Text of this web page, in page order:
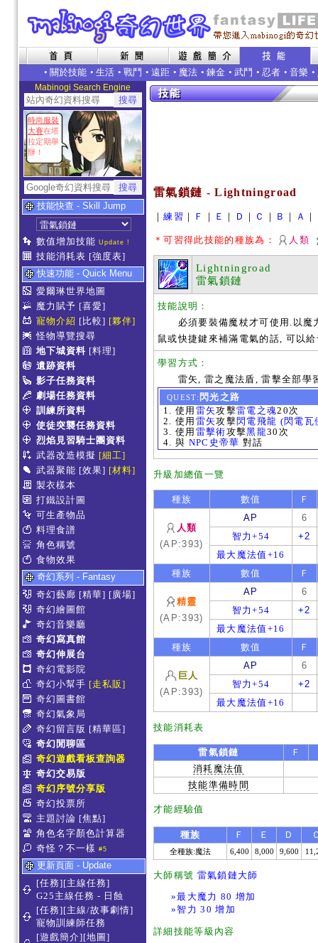
• 關於技能 • 生活 • 戰鬥 • 遠距 • 魔法 • 鍊金 • 武鬥 • 忍者 • 音樂 •
Mabinogi Search Engine
時尚服裝
大賽在塔
拉定期舉
辦！
技能快查 - Skill Jump
數值增加技能 Update !
技能消耗表 [強度表]
快速功能 - Quick Menu
愛爾琳世界地圖
魔力賦予 [喜愛]
寵物介紹 [比較] [夥伴]
怪物導覽搜尋
地下城資料 [料理]
遺跡資料
影子任務資料
劇場任務資料
訓練所資料
使徒突襲任務資料
烈焰見習騎士團資料
武器改造模擬 [細工]
武器聚能 [效果] [材料]
製衣樣本
打鐵設計圖
可生產物品
料理食譜
角色稱號
食物效果
奇幻系列 - Fantasy
奇幻藝廊 [精華] [廣場]
奇幻繪圖館
奇幻音樂廳
奇幻寫真館
奇幻伸展台
奇幻電影院
奇幻小幫手 [走私販]
奇幻圖書館
奇幻氣象局
奇幻留言版 [精華區]
奇幻閒聊區
奇幻遊戲看板查詢器
奇幻交易版
奇幻序號分享版
奇幻投票所
主題討論 [焦點]
角色名字顏色計算器
奇怪？不一樣 #5
更新頁面 - Update
[任務][主線任務]
G25主線任務 - 日蝕
[任務][主線/故事劇情]
寵物訓練師任務
[遊戲簡介][地圖]
雷氣鎖鏈 - Lightningroad
｜練習 ｜ Ｆ ｜ Ｅ ｜ Ｄ ｜ Ｃ ｜ Ｂ ｜ Ａ ｜
＊可習得此技能的種族為： 人類
Lightningroad
雷氣鎖鏈
技能說明：
必須要裝備魔杖才可使用.以魔
鼠或快捷鍵來補滿電氣的話, 可以
學習方式：
雷矢, 雷之魔法盾, 雷擊全部學
QUEST: 閃光之路
使用 雷矢攻擊雷電之魂20次
使用 雷矢攻擊閃電飛龍 (閃電瓦
使用 雷擊術攻擊黑龍30次
與 NPC史帝華 對話
升級加總值一覽
種族 數值 Ｆ
人類
(AP:393)
AP
6
智力+54
+2
最大魔法值+16
種族
數值 Ｆ
精靈
(AP:393)
AP
6
智力+54
+2
最大魔法值+16
種族
數值 Ｆ
巨人
(AP:393)
AP
6
智力+54
+2
最大魔法值+16
技能消耗表
雷氣鎖鏈 Ｆ
消耗魔法值
技能準備時間
才能經驗值
種族 Ｆ Ｅ Ｄ
全種族:魔法 6,400 8,000 9,600
大師稱號 雷氣鎖鏈大師
»最大魔力 80 增加
»智力 30 增加
詳細技能等級內容